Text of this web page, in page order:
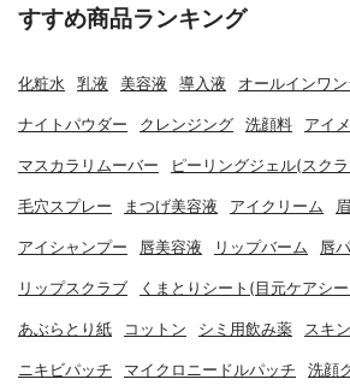
すすめ商品ランキング
化粧水 乳液 美容液 導入液 オールインワ
ナイトパウダー クレンジング 洗顔料 アイ
マスカラリムーバー ピーリングジェル(スク
毛穴スプレー まつげ美容液 アイクリーム
アイシャンプー 唇美容液 リップバーム 唇
リップスクラブ くまとりシート(目元ケアシ
あぶらとり紙 コットン シミ用飲み薬 スキ
ニキビパッチ マイクロニードルパッチ 洗顔